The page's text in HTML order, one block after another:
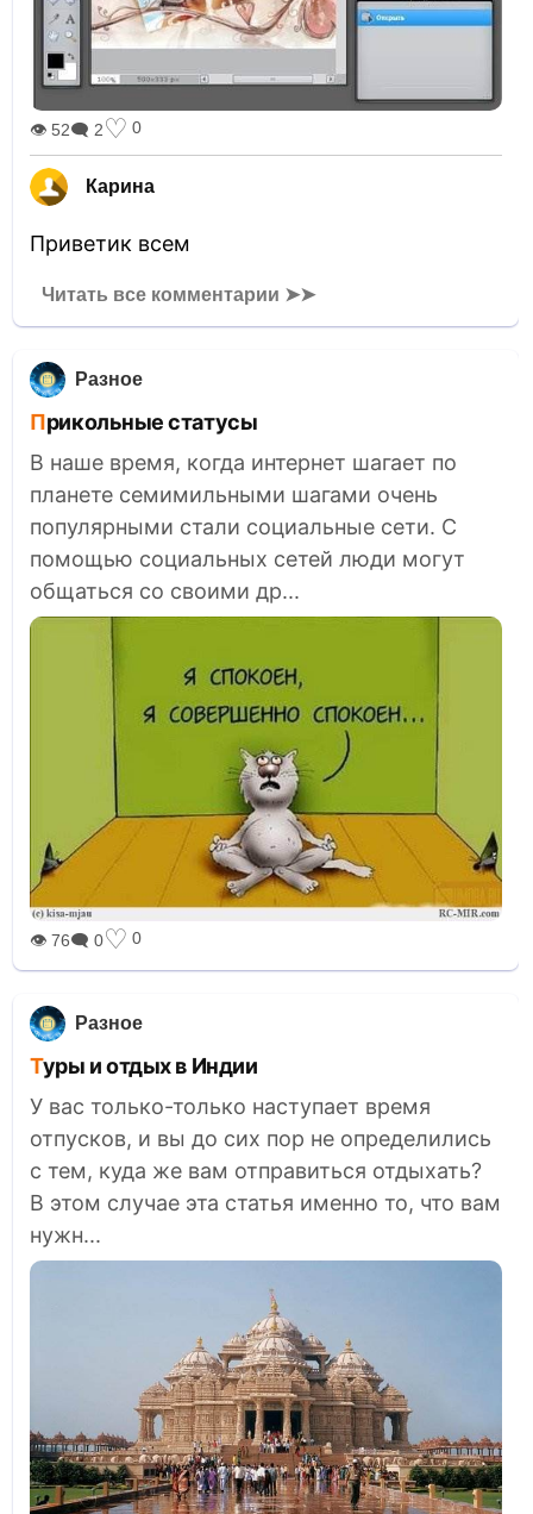
👁 52🗨 2♡ 0
Карина
Приветик всем
Читать все комментарии ➤➤
Разное
Прикольные статусы
В наше время, когда интернет шагает по
планете семимильными шагами очень
популярными стали социальные сети. С
помощью социальных сетей люди могут
общаться со своими др...
👁 76🗨 0♡ 0
Разное
Туры и отдых в Индии
У вас только-только наступает время
отпусков, и вы до сих пор не определились
с тем, куда же вам отправиться отдыхать?
В этом случае эта статья именно то, что вам
нужн...